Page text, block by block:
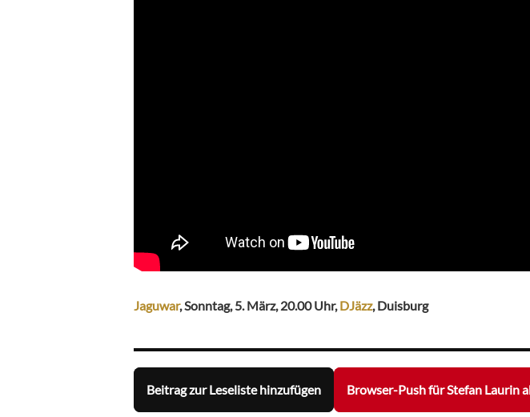
Jaguwar, Sonntag, 5. März, 20.00 Uhr,DJäzz, Duisburg
Beitrag zur Leseliste hinzufügen Browser-Push für Stefan Laurin